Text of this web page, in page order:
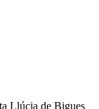
Llúcia de Bigues